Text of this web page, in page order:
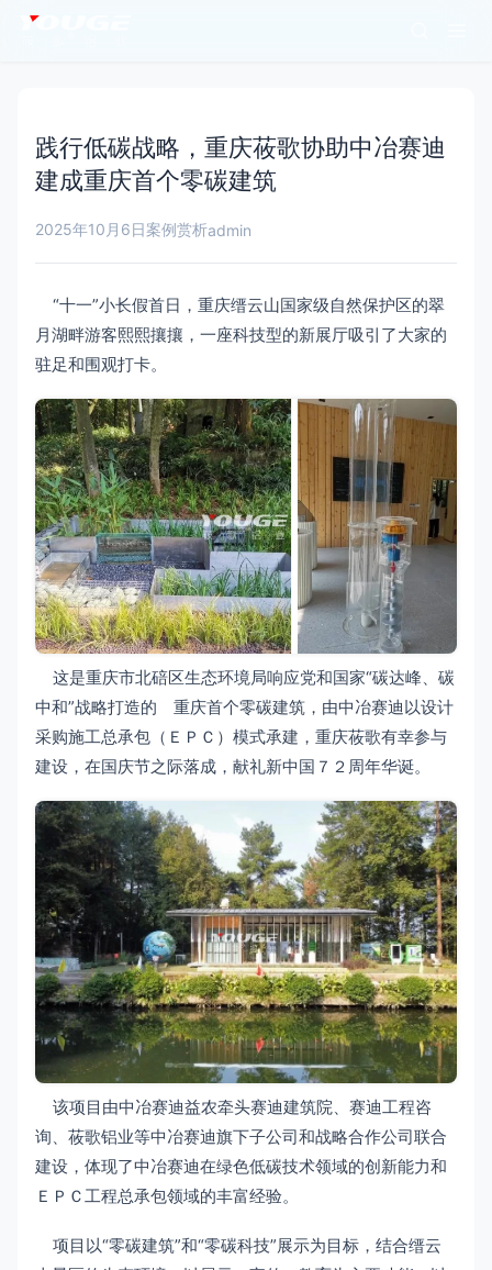
践行低碳战略，重庆莜歌协助中冶赛迪
建成重庆首个零碳建筑
2025年10月6日案例赏析admin
“十一”小长假首日，重庆缙云山国家级自然保护区的翠
月湖畔游客熙熙攘攘，一座科技型的新展厅吸引了大家的
驻足和围观打卡。
这是重庆市北碚区生态环境局响应党和国家“碳达峰、碳
中和”战略打造的 重庆首个零碳建筑，由中冶赛迪以设计
采购施工总承包（ＥＰＣ）模式承建，重庆莜歌有幸参与
建设，在国庆节之际落成，献礼新中国７２周年华诞。
该项目由中冶赛迪益农牵头赛迪建筑院、赛迪工程咨
询、莜歌铝业等中冶赛迪旗下子公司和战略合作公司联合
建设，体现了中冶赛迪在绿色低碳技术领域的创新能力和
ＥＰＣ工程总承包领域的丰富经验。
项目以“零碳建筑”和“零碳科技”展示为目标，结合缙云